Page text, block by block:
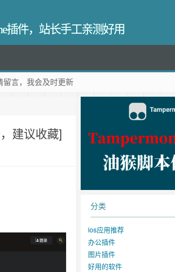
插件，站长手工亲测好用
留言，我会及时更新
建议收藏]
分类
ios应用推荐
办公插件
图片插件
好用的软件